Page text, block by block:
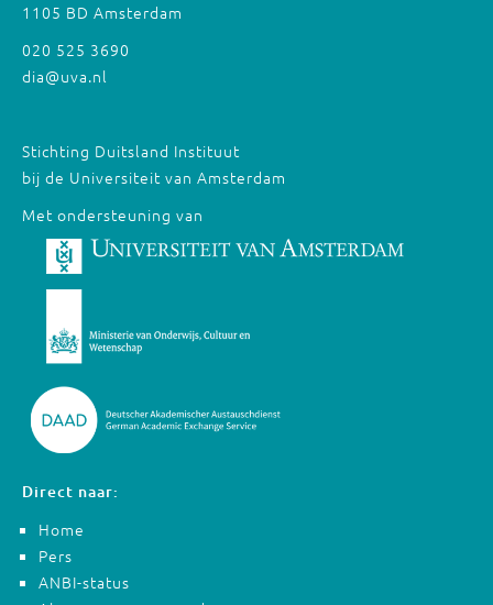
1105 BD Amsterdam
020 525 3690
dia@uva.nl
Stichting Duitsland Instituut
bij de Universiteit van Amsterdam
Met ondersteuning van
Direct naar:
Home
Pers
ANBI-status